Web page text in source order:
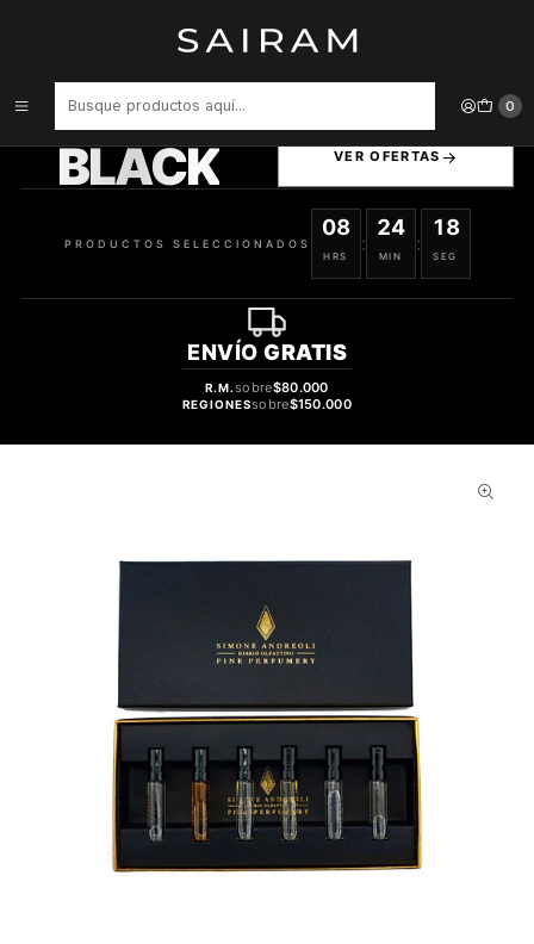
0
PERFUME SIMONE ANDREOLI KIT THE ICONS UNISEX EDP INTENSE
BLACK VER OFERTAS
PRODUCTOS SELECCIONADOS
08
HRS
:
24
MIN
:
17
SEG
ENVÍO GRATIS
R.M.sobre$80.000
REGIONESsobre$150.000